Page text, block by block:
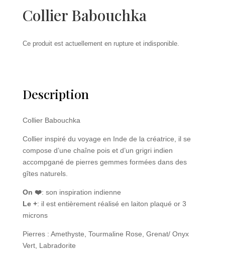
Collier Babouchka
Ce produit est actuellement en rupture et indisponible.
Description
Collier Babouchka
Collier inspiré du voyage en Inde de la créatrice, il se
compose d’une chaîne pois et d’un grigri indien
accompgané de pierres gemmes formées dans des
gîtes naturels.
On ❤️: son inspiration indienne
Le +: il est entièrement réalisé en laiton plaqué or 3
microns
Pierres : Amethyste, Tourmaline Rose, Grenat/ Onyx
Vert, Labradorite